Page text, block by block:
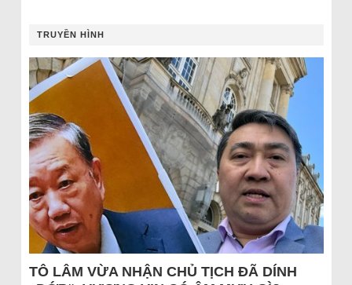
TRUYỀN HÌNH
TÔ LÂM VỪA NHẬN CHỦ TỊCH ĐÃ DÍNH